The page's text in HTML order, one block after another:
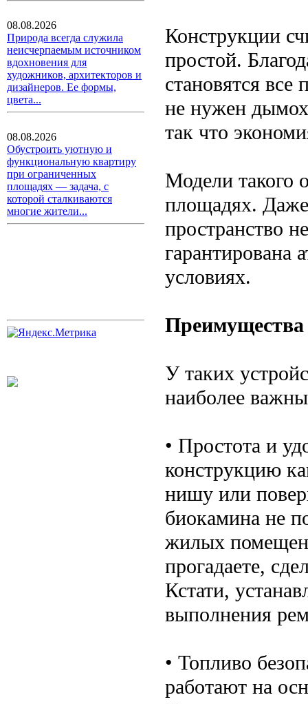
08.08.2026
Природа всегда служила
неисчерпаемым источником
вдохновения для
художников, архитекторов и
дизайнеров. Ее формы,
цвета...
08.08.2026
Обустроить уютную и
функциональную квартиру
при ограниченных
площадях — задача, с
которой сталкиваются
многие жители...
Конструкции
простой.
становятся
не нужен
так что
Модели такого
площадях. Даже
пространство
гарантирована
условиях.
У таких
наиболее
• Простота и
конструкцию
нишу или
биокамина не
жилых
прогадаете,
Кстати,
выполнения
• Топливо
работают на